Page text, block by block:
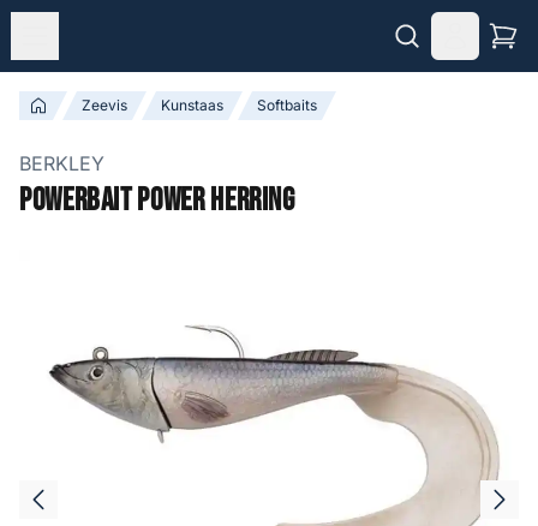
Zeevis Kunstaas Softbaits
BERKLEY
PowerBait Power Herring